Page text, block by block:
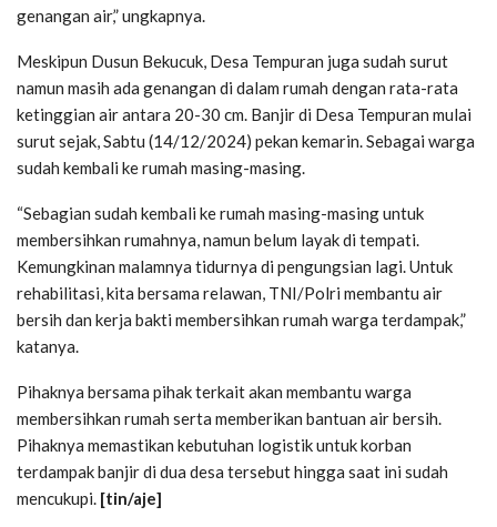
genangan air,” ungkapnya.
Meskipun Dusun Bekucuk, Desa Tempuran juga sudah surut
namun masih ada genangan di dalam rumah dengan rata-rata
ketinggian air antara 20-30 cm. Banjir di Desa Tempuran mulai
surut sejak, Sabtu (14/12/2024) pekan kemarin. Sebagai warga
sudah kembali ke rumah masing-masing.
“Sebagian sudah kembali ke rumah masing-masing untuk
membersihkan rumahnya, namun belum layak di tempati.
Kemungkinan malamnya tidurnya di pengungsian lagi. Untuk
rehabilitasi, kita bersama relawan, TNI/Polri membantu air
bersih dan kerja bakti membersihkan rumah warga terdampak,”
katanya.
Pihaknya bersama pihak terkait akan membantu warga
membersihkan rumah serta memberikan bantuan air bersih.
Pihaknya memastikan kebutuhan logistik untuk korban
terdampak banjir di dua desa tersebut hingga saat ini sudah
mencukupi. [tin/aje]